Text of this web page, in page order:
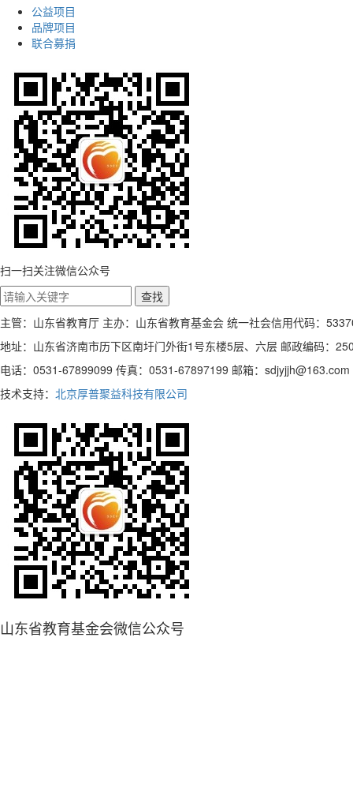
公益项目
品牌项目
联合募捐
扫一扫关注微信公众号
主管：山东省教育厅 主办：山东省教育基金会 统一社会信用代码：
地址：山东省济南市历下区南圩门外街1号东楼5层、六层 邮政编码：
电话：0531-67899099 传真：0531-67897199 邮箱：sdjyjjh@163.com
技术支持： 北京厚普聚益科技有限公司
山东省教育基金会微信公众号